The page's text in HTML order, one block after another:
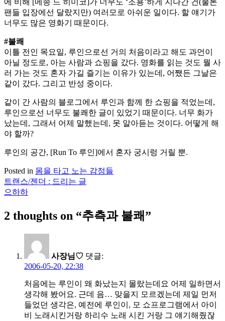
에 비해 [메종 드 히미코]가 너무도 ‘조용’하게 지나간 건(물론
팬들 입장에선 달랐지만) 여러모로 아쉬운 일이다. 할 얘기가
너무도 많은 영화기 때문이다.
#불쾌
이틀 전인 목요일, 루인으로선 거의 처음이라고 해도 과언이
아닐 정도로, 아는 사람과 쇼핑을 갔다. 영화를 읽는 것도 뭘 사
러 가는 것도 혼자 가길 즐기는 이유가 있는데, 어쨌든 그날은
같이 갔다. 그리고 반성 중이다.
같이 간 사람의 블로그에서 루인과 함께 한 쇼핑을 적었는데,
루인으로선 너무도 불쾌한 글이 있었기 때문이다. 너무 화가
났는데, 그래서 어제 말했는데, 못 알아듣는 것이다. 어떻게 해
야 할까?
루인의 공간, [Run To 루인]에서 혼자 궁시렁 거릴 뿐.
Posted in 몸을 타고 노는 감정들
글
색
트랜스/젠더 : 드리는 글
으하하
2 thoughts on “추측과 불쾌 ”
사장님♡ 댓글:
2006-05-20, 22:38
처음에는 루인이 왜 화났는지 몰랐는데요 어제 일하면서
생각해 봤어요. 근데 음… 맞을지 모르겠는데 제일 먼저
들었던 생각은, 예전에 루인이, 모 쇼프로그램에서 아이
비 노래시킨거랑 하리수 노래 시킨 거랑 그 얘기해줬잖